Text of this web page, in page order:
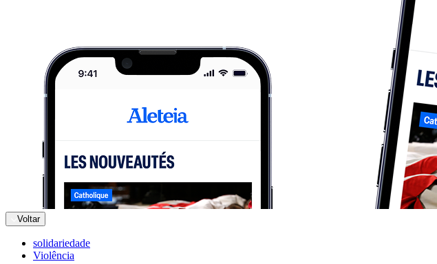
Voltar
solidariedade
Violência